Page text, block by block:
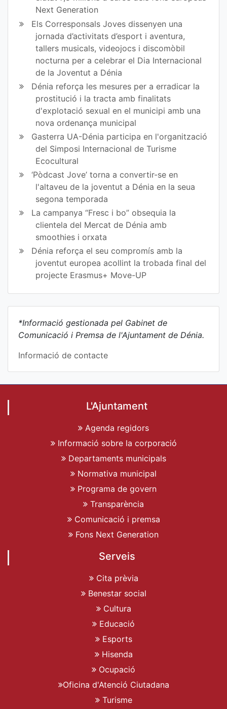
Next Generation
Els Corresponsals Joves dissenyen una
jornada d’activitats d’esport i aventura,
tallers musicals, videojocs i discomòbil
nocturna per a celebrar el Dia Internacional
de la Joventut a Dénia
Dénia reforça les mesures per a erradicar la
prostitució i la tracta amb finalitats
d'explotació sexual en el municipi amb una
nova ordenança municipal
Gasterra UA-Dénia participa en l'organització
del Simposi Internacional de Turisme
Ecocultural
‘Pòdcast Jove’ torna a convertir-se en
l'altaveu de la joventut a Dénia en la seua
segona temporada
La campanya “Fresc i bo” obsequia la
clientela del Mercat de Dénia amb
smoothies i orxata
Dénia reforça el seu compromís amb la
joventut europea acollint la trobada final del
projecte Erasmus+ Move-UP
*Informació gestionada pel Gabinet de
Comunicació i Premsa de l'Ajuntament de Dénia.
Informació de contacte
L'Ajuntament
Agenda regidors
Informació sobre la corporació
Departaments municipals
Normativa municipal
Programa de govern
Transparència
Comunicació i premsa
Fons Next Generation
Serveis
Cita prèvia
Benestar social
Cultura
Educació
Esports
Hisenda
Ocupació
Oficina d'Atenció Ciutadana
Turisme